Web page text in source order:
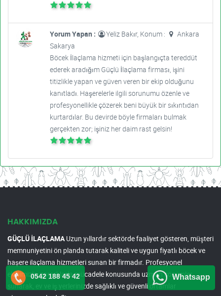
Yorum Yapan : Yeliz Bakır, Konum :
Ankara
Sakarya
Böcek İlaçlama hizmeti için başlangıçta tereddüt
ederek aradığım Güçlü İlaçlama firması, işini
titizlikle yapan ve güven veren bir ekip olduğunu
kanıtladı. Haşerelerle ilgili sorunumu özenle ve
profesyonellikle çözerek beni büyük bir sıkıntıdan
kurtardılar. Bu devirde böyle firmaları bulmak
gerçekten zor; işiniz her daim rast gelsin!
HAKKIMIZDA
GÜÇLÜ İLAÇLAMAUzun yıllardır sektörde faaliyet gösteren, müşteri
memnuniyetini ön planda tutarak kaliteli ve uygun fiyatlı böcek ve
haşere ilaçlama hizmetleri sunan bir firmadır. Profesyonel
ekibimizle, zararlılarla mücadele konusunda uzman çözümler
sunarak, ev ve iş yerlerinizde sağlıklı ve güvenli ortamlar
0542 188 45 42 Whatsapp